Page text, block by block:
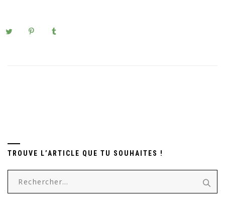
TROUVE L’ARTICLE QUE TU SOUHAITES !